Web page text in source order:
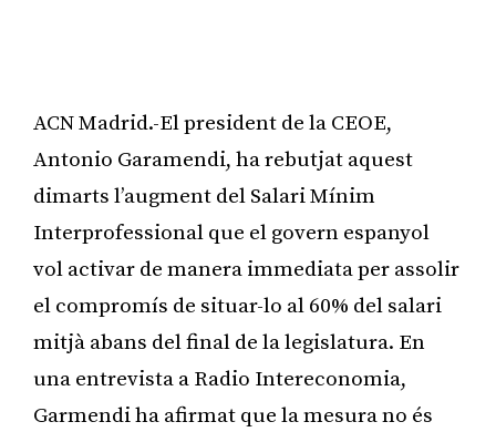
ACN Madrid.-El president de la CEOE,
Antonio Garamendi, ha rebutjat aquest
dimarts l’augment del Salari Mínim
Interprofessional que el govern espanyol
vol activar de manera immediata per assolir
el compromís de situar-lo al 60% del salari
mitjà abans del final de la legislatura. En
una entrevista a Radio Intereconomia,
Garmendi ha afirmat que la mesura no és